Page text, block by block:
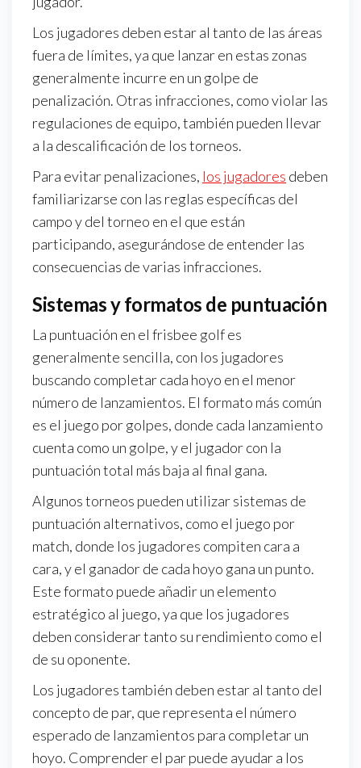
Los jugadores deben estar al tanto de las áreas
fuera de límites, ya que lanzar en estas zonas
generalmente incurre en un golpe de
penalización. Otras infracciones, como violar las
regulaciones de equipo, también pueden llevar
a la descalificación de los torneos.
Para evitar penalizaciones, los jugadores deben
familiarizarse con las reglas específicas del
campo y del torneo en el que están
participando, asegurándose de entender las
consecuencias de varias infracciones.
Sistemas y formatos de puntuación
La puntuación en el frisbee golf es
generalmente sencilla, con los jugadores
buscando completar cada hoyo en el menor
número de lanzamientos. El formato más común
es el juego por golpes, donde cada lanzamiento
cuenta como un golpe, y el jugador con la
puntuación total más baja al final gana.
Algunos torneos pueden utilizar sistemas de
puntuación alternativos, como el juego por
match, donde los jugadores compiten cara a
cara, y el ganador de cada hoyo gana un punto.
Este formato puede añadir un elemento
estratégico al juego, ya que los jugadores
deben considerar tanto su rendimiento como el
de su oponente.
Los jugadores también deben estar al tanto del
concepto de par, que representa el número
esperado de lanzamientos para completar un
hoyo. Comprender el par puede ayudar a los